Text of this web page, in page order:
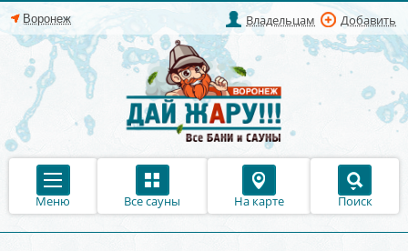
Владельцам Добавить
Меню Все сауны На карте Поиск